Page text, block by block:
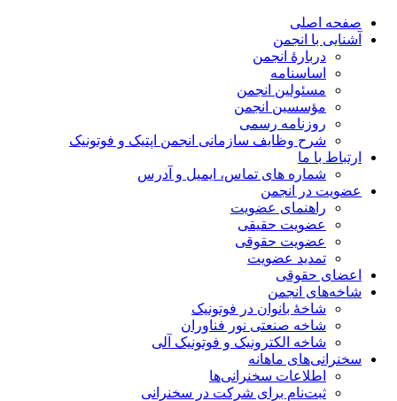
صفحه اصلی
آشنایی با انجمن
دربارۀ انجمن
اساسنامه
مسئولین انجمن
مؤسسین انجمن
روزنامه رسمی
شرح وظایف سازمانی انجمن اپتیک و فوتونیک
ارتباط با ما
شماره های تماس، ایمیل و آدرس
عضویت در انجمن
راهنمای عضویت
عضویت حقیقی
عضویت حقوقی
تمدید عضویت
اعضای حقوقی
شاخه‌های انجمن
شاخۀ بانوان در فوتونیک
شاخه صنعتی نور فناوران
شاخه‌ الکترونیک و فوتونیک آلی
سخنرانی‌های ماهانه
اطلاعات سخنرانی‌‌ها
ثبت‌نام برای شرکت در سخنرانی